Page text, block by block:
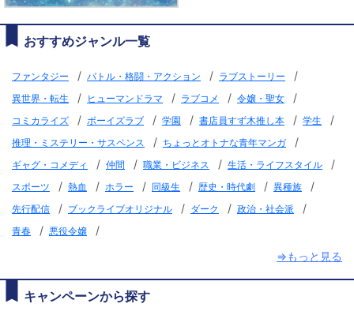
おすすめジャンル一覧
ファンタジー / バトル・格闘・アクション / ラブストーリー /
異世界・転生 / ヒューマンドラマ / ラブコメ / 令嬢・聖女 /
コミカライズ / ボーイズラブ / 学園 / 書店員すず木推し本 / 学生 /
推理・ミステリー・サスペンス / ちょっとオトナな青年マンガ /
ギャグ・コメディ / 仲間 / 職業・ビジネス / 生活・ライフスタイル /
スポーツ / 熱血 / ホラー / 同級生 / 歴史・時代劇 / 異種族 /
先行配信 / ブックライブオリジナル / ダーク / 政治・社会派 /
青春 / 悪役令嬢
/
⇒もっと見る
キャンペーンから探す